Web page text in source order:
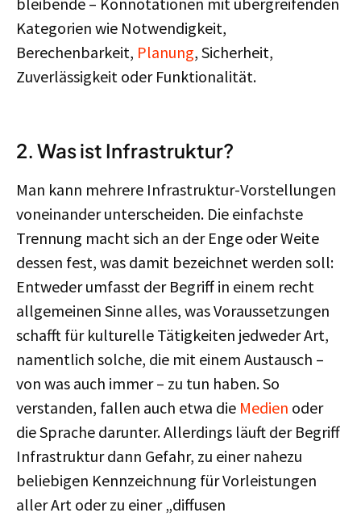
Kategorien wie Notwendigkeit,
Berechenbarkeit, Planung, Sicherheit,
Zuverlässigkeit oder Funktionalität.
2. Was ist Infrastruktur?
Man kann mehrere Infrastruktur-Vorstellungen
voneinander unterscheiden. Die einfachste
Trennung macht sich an der Enge oder Weite
dessen fest, was damit bezeichnet werden soll:
Entweder umfasst der Begriff in einem recht
allgemeinen Sinne alles, was Voraussetzungen
schafft für kulturelle Tätigkeiten jedweder Art,
namentlich solche, die mit einem Austausch –
von was auch immer – zu tun haben. So
verstanden, fallen auch etwa die Medien oder
die Sprache darunter. Allerdings läuft der Begriff
Infrastruktur dann Gefahr, zu einer nahezu
beliebigen Kennzeichnung für Vorleistungen
aller Art oder zu einer „diffusen